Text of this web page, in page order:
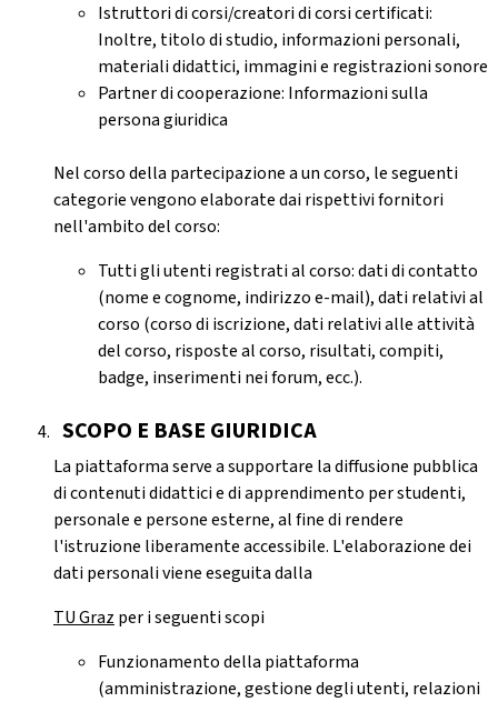
Istruttori di corsi/creatori di corsi certificati:
Inoltre, titolo di studio, informazioni personali,
materiali didattici, immagini e registrazioni sonore
Partner di cooperazione: Informazioni sulla
persona giuridica
Nel corso della partecipazione a un corso, le seguenti
categorie vengono elaborate dai rispettivi fornitori
nell'ambito del corso:
Tutti gli utenti registrati al corso: dati di contatto
(nome e cognome, indirizzo e-mail), dati relativi al
corso (corso di iscrizione, dati relativi alle attività
del corso, risposte al corso, risultati, compiti,
badge, inserimenti nei forum, ecc.).
SCOPO E BASE GIURIDICA
La piattaforma serve a supportare la diffusione pubblica
di contenuti didattici e di apprendimento per studenti,
personale e persone esterne, al fine di rendere
l'istruzione liberamente accessibile. L'elaborazione dei
dati personali viene eseguita dalla
TU Graz per i seguenti scopi
Funzionamento della piattaforma
(amministrazione, gestione degli utenti, relazioni